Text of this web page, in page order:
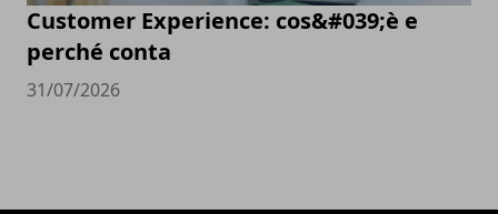
Customer Experience: cos&#039;è e
perché conta
31/07/2026